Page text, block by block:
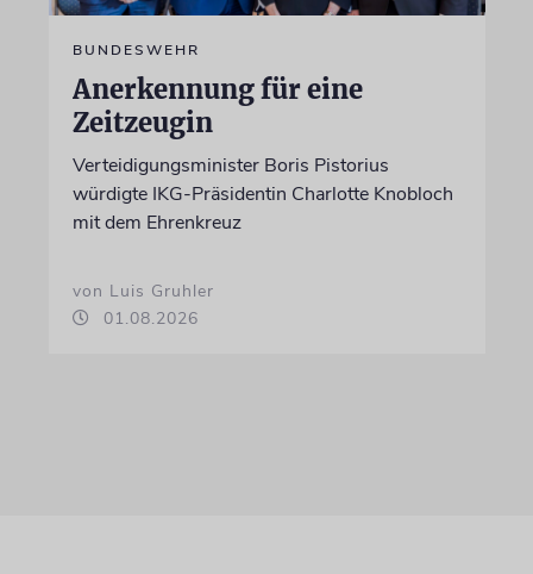
BUNDESWEHR
Anerkennung für eine
Zeitzeugin
Verteidigungsminister Boris Pistorius
würdigte IKG-Präsidentin Charlotte Knobloch
mit dem Ehrenkreuz
von Luis Gruhler
01.08.2026